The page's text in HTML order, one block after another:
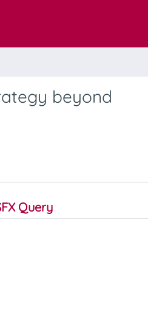
beyond